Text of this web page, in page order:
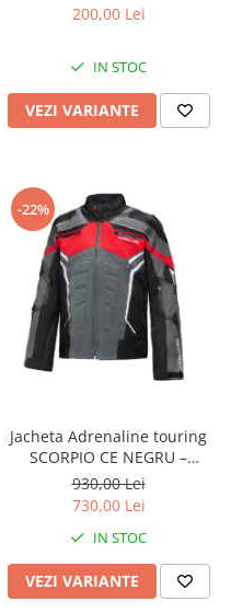
200,00 Lei
IN STOC
VEZI VARIANTE
-22%
Jacheta Adrenaline touring
SCORPIO CE NEGRU –
Negru/Rosu/Gri
930,00 Lei
730,00 Lei
IN STOC
VEZI VARIANTE